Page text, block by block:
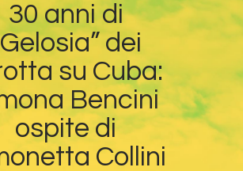
30 anni di
dei
su Cuba:
Bencini
ospite di
Collini